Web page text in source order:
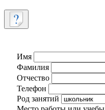
Имя
Фамилия
Отчество
Телефон
Род занятий